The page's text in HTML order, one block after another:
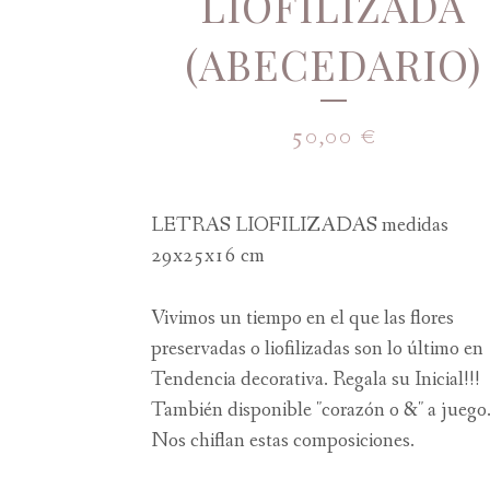
(ABECEDARIO)
50,00 €
LETRAS LIOFILIZADAS medidas
29x25x16 cm
Vivimos un tiempo en el que las flores
preservadas o liofilizadas son lo último en
Tendencia decorativa. Regala su Inicial!!!
También disponible "corazón o &" a juego.
Nos chiflan estas composiciones.